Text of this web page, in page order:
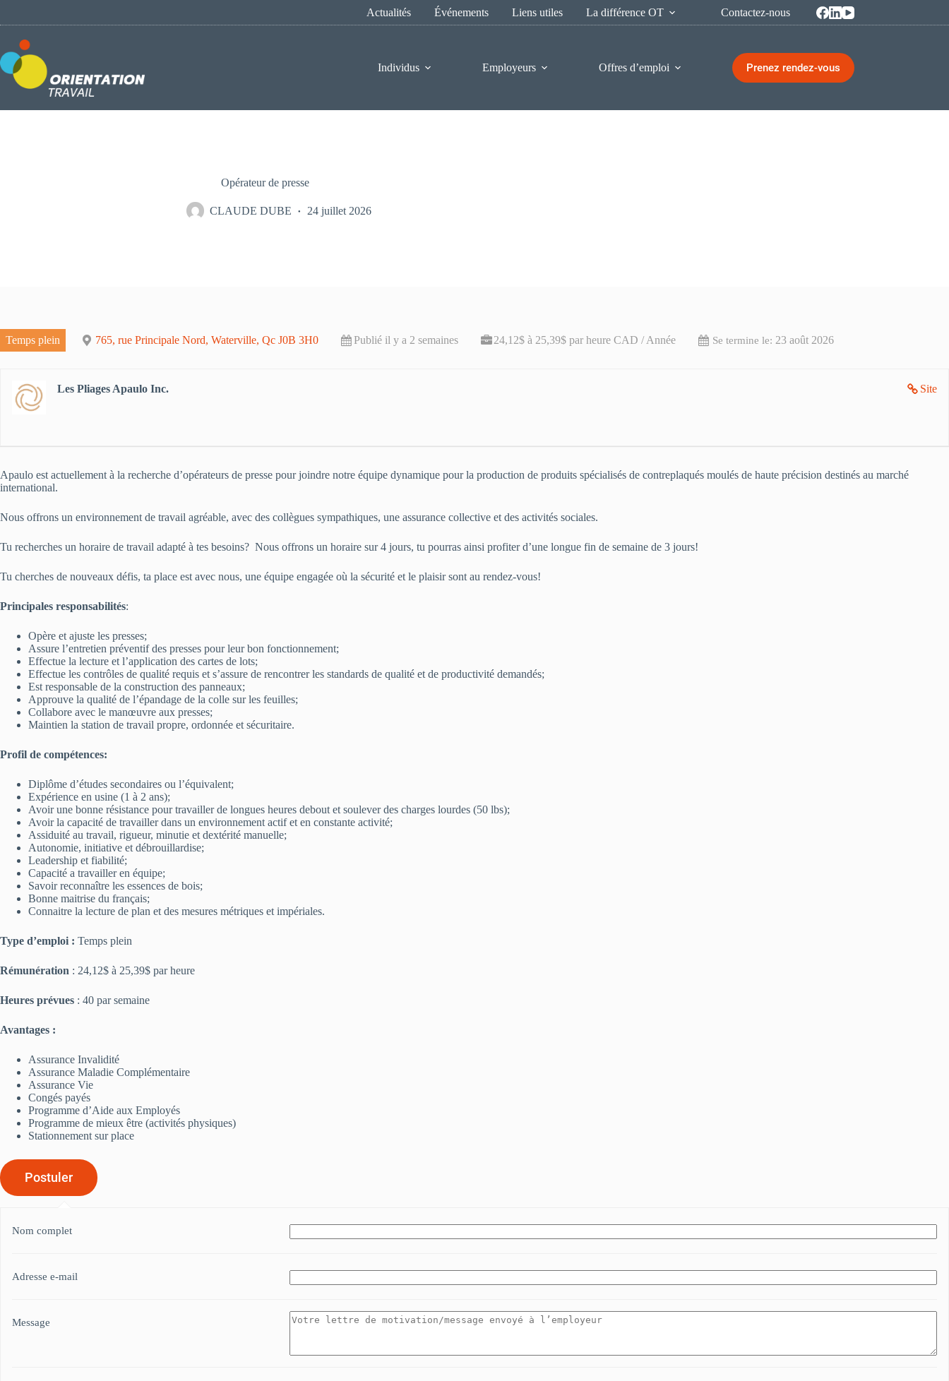
Actualités Événements Liens utiles La différence OT Contactez-nous
Individus Employeurs Offres d’emploi Prenez rendez-vous
Opérateur de presse
CLAUDE DUBE 24 juillet 2026
Temps plein 765, rue Principale Nord, Waterville, Qc J0B 3H0 Publié il y a 2 semaines 24,12$ à 25,39$ par heure CAD / Année Se termine le: 23 août 2026
Site
Les Pliages Apaulo Inc.
Apaulo est actuellement à la recherche d’opérateurs de presse pour joindre notre équipe dynamique pour la production de produits spécialisés de contreplaqués moulés de haute précision destinés au marché
international.
Nous offrons un environnement de travail agréable, avec des collègues sympathiques, une assurance collective et des activités sociales.
Tu recherches un horaire de travail adapté à tes besoins? Nous offrons un horaire sur 4 jours, tu pourras ainsi profiter d’une longue fin de semaine de 3 jours!
Tu cherches de nouveaux défis, ta place est avec nous, une équipe engagée où la sécurité et le plaisir sont au rendez-vous!
Principales responsabilités:
Opère et ajuste les presses;
Assure l’entretien préventif des presses pour leur bon fonctionnement;
Effectue la lecture et l’application des cartes de lots;
Effectue les contrôles de qualité requis et s’assure de rencontrer les standards de qualité et de productivité demandés;
Est responsable de la construction des panneaux;
Approuve la qualité de l’épandage de la colle sur les feuilles;
Collabore avec le manœuvre aux presses;
Maintien la station de travail propre, ordonnée et sécuritaire.
Profil de compétences:
Diplôme d’études secondaires ou l’équivalent;
Expérience en usine (1 à 2 ans);
Avoir une bonne résistance pour travailler de longues heures debout et soulever des charges lourdes (50 lbs);
Avoir la capacité de travailler dans un environnement actif et en constante activité;
Assiduité au travail, rigueur, minutie et dextérité manuelle;
Autonomie, initiative et débrouillardise;
Leadership et fiabilité;
Capacité a travailler en équipe;
Savoir reconnaître les essences de bois;
Bonne maitrise du français;
Connaitre la lecture de plan et des mesures métriques et impériales.
Type d’emploi : Temps plein
Rémunération : 24,12$ à 25,39$ par heure
Heures prévues : 40 par semaine
Avantages :
Assurance Invalidité
Assurance Maladie Complémentaire
Assurance Vie
Congés payés
Programme d’Aide aux Employés
Programme de mieux être (activités physiques)
Stationnement sur place
Nom complet
Adresse e-mail
Message